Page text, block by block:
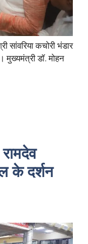
सांवरिया कचोरी भंडार
डॉ. मोहन
के दर्शन